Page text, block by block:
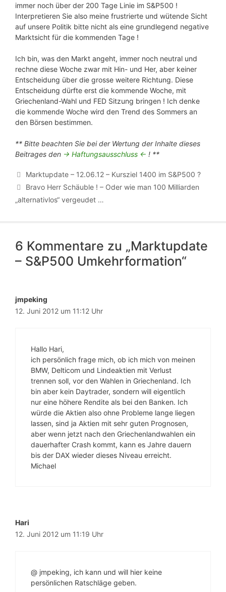
immer noch über der 200 Tage Linie im S&P500 !
Interpretieren Sie also meine frustrierte und wütende Sicht
auf unsere Politik bitte nicht als eine grundlegend negative
Marktsicht für die kommenden Tage !
Ich bin, was den Markt angeht, immer noch neutral und
rechne diese Woche zwar mit Hin- und Her, aber keiner
Entscheidung über die grosse weitere Richtung. Diese
Entscheidung dürfte erst die kommende Woche, mit
Griechenland-Wahl und FED Sitzung bringen ! Ich denke
die kommende Woche wird den Trend des Sommers an
den Börsen bestimmen.
** Bitte beachten Sie bei der Wertung der Inhalte dieses
Beitrages den -> Haftungsausschluss <- ! **
Marktupdate – 12.06.12 – Kursziel 1400 im S&P500 ?
Bravo Herr Schäuble ! – Oder wie man 100 Milliarden
„alternativlos“ vergeudet …
6 Kommentare zu „Marktupdate
– S&P500 Umkehrformation“
jmpeking
12. Juni 2012 um 11:12 Uhr
Hallo Hari,
ich persönlich frage mich, ob ich mich von meinen
BMW, Delticom und Lindeaktien mit Verlust
trennen soll, vor den Wahlen in Griechenland. Ich
bin aber kein Daytrader, sondern will eigentlich
nur eine höhere Rendite als bei den Banken. Ich
würde die Aktien also ohne Probleme lange liegen
lassen, sind ja Aktien mit sehr guten Prognosen,
aber wenn jetzt nach den Griechenlandwahlen ein
dauerhafter Crash kommt, kann es Jahre dauern
bis der DAX wieder dieses Niveau erreicht.
Michael
Hari
12. Juni 2012 um 11:19 Uhr
@ jmpeking, ich kann und will hier keine
persönlichen Ratschläge geben.